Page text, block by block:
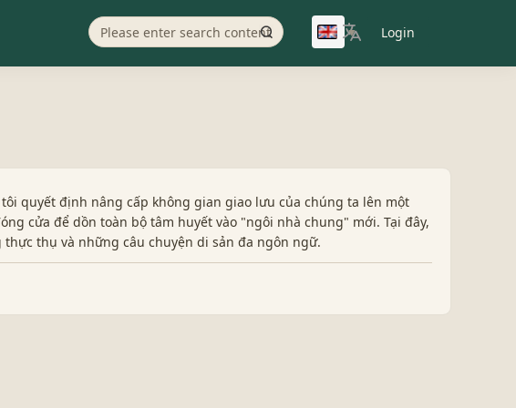
▼ Login
quyết định nâng cấp không gian giao lưu của chúng ta lên một
cửa để dồn toàn bộ tâm huyết vào "ngôi nhà chung" mới. Tại đây,
thụ và những câu chuyện di sản đa ngôn ngữ.